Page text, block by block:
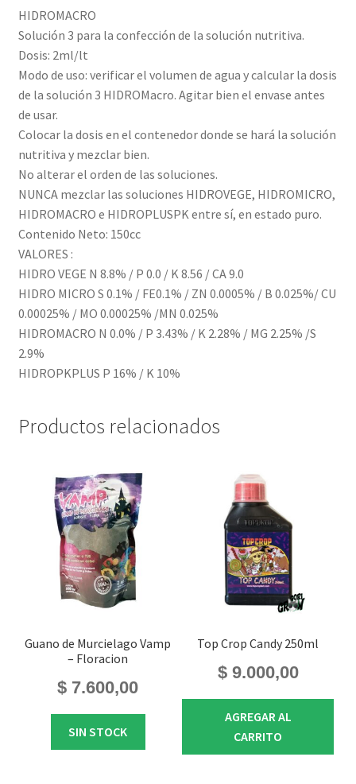
HIDROMACRO
Solución 3 para la confección de la solución nutritiva.
Dosis: 2ml/lt
Modo de uso: verificar el volumen de agua y calcular la dosis
de la solución 3 HIDROMacro. Agitar bien el envase antes
de usar.
Colocar la dosis en el contenedor donde se hará la solución
nutritiva y mezclar bien.
No alterar el orden de las soluciones.
NUNCA mezclar las soluciones HIDROVEGE, HIDROMICRO,
HIDROMACRO e HIDROPLUSPK entre sí, en estado puro.
Contenido Neto: 150cc
VALORES :
HIDRO VEGE N 8.8% / P 0.0 / K 8.56 / CA 9.0
HIDRO MICRO S 0.1% / FE0.1% / ZN 0.0005% / B 0.025%/ CU
0.00025% / MO 0.00025% /MN 0.025%
HIDROMACRO N 0.0% / P 3.43% / K 2.28% / MG 2.25% /S
2.9%
HIDROPKPLUS P 16% / K 10%
Productos relacionados
Guano de Murcielago Vamp
– Floracion
$ 7.600,00
SIN STOCK
Top Crop Candy 250ml
$9.000,00
AGREGAR AL
CARRITO